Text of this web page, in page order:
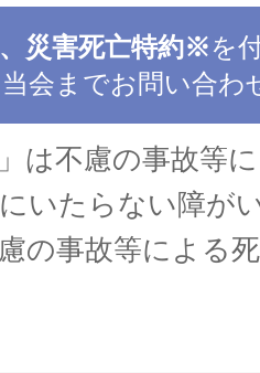
災害死亡特約※を
会までお問い合わ
」は不慮の事故等
いたらない障が
の事故等による